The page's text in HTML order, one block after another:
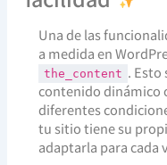
Una de las
a medida en
the_content . Esto
contenido dinámico
diferentes
tu sitio tiene su
adaptarla para cada